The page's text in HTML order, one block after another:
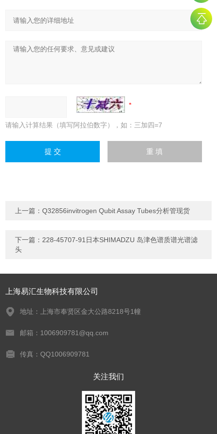
请输入计算结果（填写阿拉伯数字），如：三加四=7
上一篇：Q32856invitrogen Qubit Assay Tubes分析管现货
下一篇： 228-45707-91日本SHIMADZU 岛津色谱质谱光谱滤
头
上海易汇生物科技有限公司
地址：上海市奉贤区金大公路8218号1幢
邮箱：1006909781@qq.com
传真：QQ1006909781
关注我们